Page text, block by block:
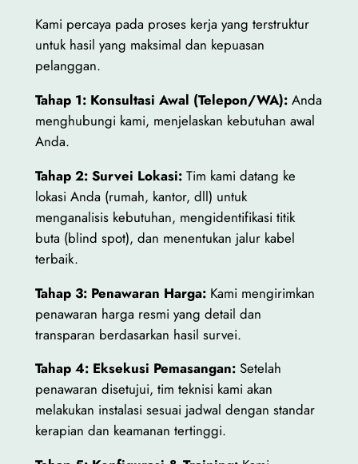
Kami percaya pada proses kerja yang terstruktur
untuk hasil yang maksimal dan kepuasan
pelanggan.
Tahap 1: Konsultasi Awal (Telepon/WA):Anda
menghubungi kami, menjelaskan kebutuhan awal
Anda.
Tahap 2: Survei Lokasi:Tim kami datang ke
lokasi Anda (rumah, kantor, dll) untuk
menganalisis kebutuhan, mengidentifikasi titik
buta (blind spot), dan menentukan jalur kabel
terbaik.
Tahap 3: Penawaran Harga:Kami mengirimkan
penawaran harga resmi yang detail dan
transparan berdasarkan hasil survei.
Tahap 4: Eksekusi Pemasangan:Setelah
penawaran disetujui, tim teknisi kami akan
melakukan instalasi sesuai jadwal dengan standar
kerapian dan keamanan tertinggi.